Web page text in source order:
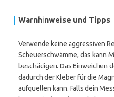
Warnhinweise und Tipps
Verwende keine aggressiven
Scheuerschwämme, das kann
beschädigen. Das Einweichen
dadurch der Kleber für die
aufquellen kann. Falls dein